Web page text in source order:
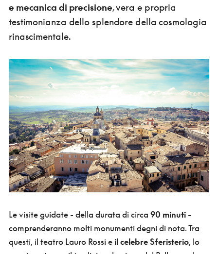
e mecanica di precisione, vera e propria
testimonianza dello splendore della cosmologia
rinascimentale.
Le visite guidate - della durata di circa 90 minuti-
comprenderanno molti monumenti degni di nota. Tra
questi, il teatro Lauro Rossi e il celebre Sferisterio, lo